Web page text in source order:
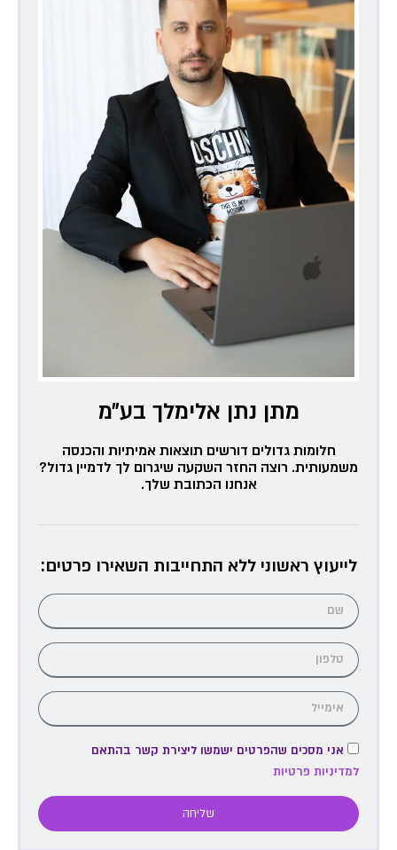
מתן נתן אלימלך בע״מ
חלומות גדולים דורשים תוצאות אמיתיות והכנסה
משמעותית. רוצה החזר השקעה שיגרום לך לדמיין גדול?
אנחנו הכתובת שלך.
לייעוץ ראשוני ללא התחייבות השאירו פרטים:
אני מסכים שהפרטים ישמשו ליצירת קשר בהתאם
למדיניות פרטיות
שליחה